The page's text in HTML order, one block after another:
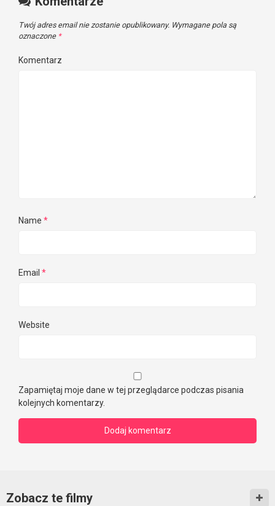
Twój adres email nie zostanie opublikowany. Wymagane pola są
oznaczone *
Komentarz
Name *
Email *
Website
Zapamiętaj moje dane w tej przeglądarce podczas pisania
kolejnych komentarzy.
Zobacz te filmy